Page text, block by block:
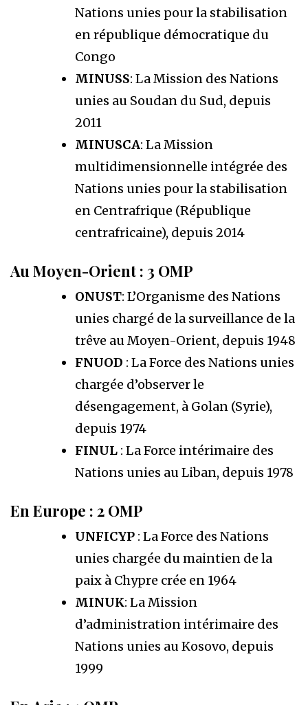
Nations unies pour la stabilisation
en république démocratique du
Congo
MINUSS: La Mission des Nations
unies au Soudan du Sud, depuis
2011
MINUSCA: La Mission
multidimensionnelle intégrée des
Nations unies pour la stabilisation
en Centrafrique (République
centrafricaine), depuis 2014
Au Moyen-Orient : 3 OMP
ONUST: L’Organisme des Nations
unies chargé de la surveillance de la
trêve au Moyen-Orient, depuis 1948
FNUOD : La Force des Nations unies
chargée d’observer le
désengagement, à Golan (Syrie),
depuis 1974
FINUL : La Force intérimaire des
Nations unies au Liban, depuis 1978
En Europe : 2 OMP
UNFICYP : La Force des Nations
unies chargée du maintien de la
paix à Chypre crée en 1964
MINUK: La Mission
d’administration intérimaire des
Nations unies au Kosovo, depuis
1999